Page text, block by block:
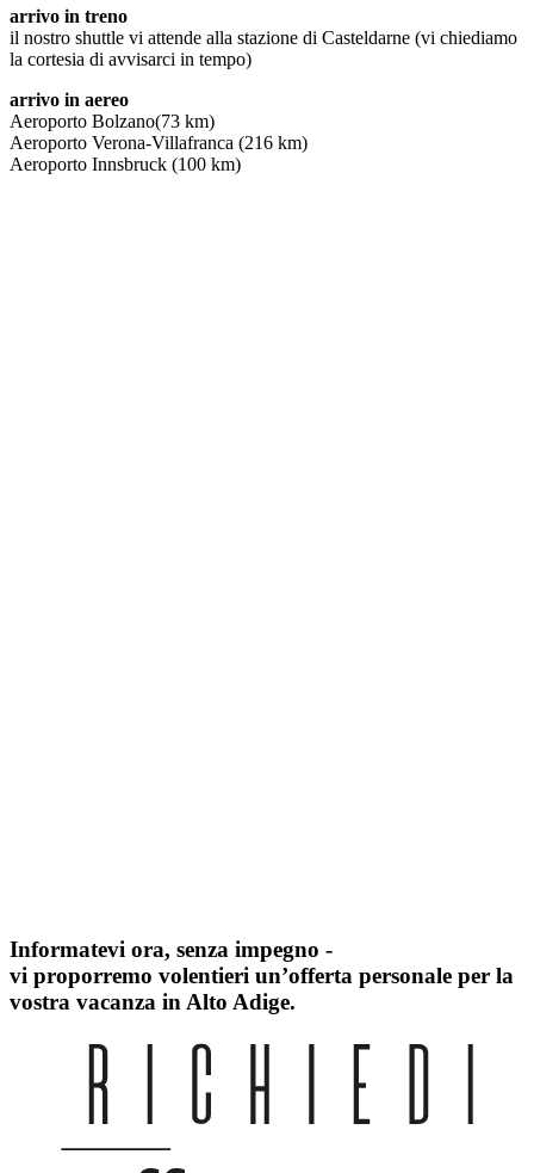
arrivo in treno
il nostro shuttle vi attende alla stazione di Casteldarne (vi chiediamo
la cortesia di avvisarci in tempo)
arrivo in aereo
Aeroporto Bolzano(73 km)
Aeroporto Verona-Villafranca (216 km)
Aeroporto Innsbruck (100 km)
Informatevi ora, senza impegno -
vi proporremo volentieri un’offerta personale per la
vostra vacanza in Alto Adige.